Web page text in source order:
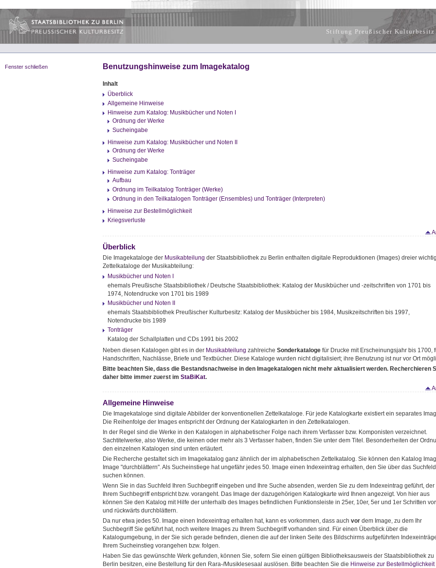
Stiftung Preußischer Kulturbesitz
Fenster schließen Benutzungshinweise zum Imagekatalog
Inhalt
Überblick
Allgemeine Hinweise
Hinweise zum Katalog: Musikbücher und Noten I
Ordnung der Werke
Sucheingabe
Hinweise zum Katalog: Musikbücher und Noten II
Ordnung der Werke
Sucheingabe
Hinweise zum Katalog: Tonträger
Aufbau
Ordnung im Teilkatalog Tonträger (Werke)
Ordnung in den Teilkatalogen Tonträger (Ensembles) und Tonträger (Interpreten)
Hinweise zur Bestellmöglichkeit
Kriegsverluste
Überblick
Die Imagekataloge der Musikabteilung der Staatsbibliothek zu Berlin enthalten digitale Reproduktionen (Images) dreier
Zettelkataloge der Musikabteilung:
Musikbücher und Noten I
ehemals Preußische Staatsbibliothek / Deutsche Staatsbibliothek: Katalog der Musikbücher und -zeitschriften von 1701 bis
1974, Notendrucke von 1701 bis 1989
Musikbücher und Noten II
ehemals Staatsbibliothek Preußischer Kulturbesitz: Katalog der Musikbücher bis 1984, Musikzeitschriften bis 1997,
Notendrucke bis 1989
Tonträger
Katalog der Schallplatten und CDs 1991 bis 2002
Neben diesen Katalogen gibt es in der Musikabteilung zahlreiche Sonderkatalogefür Drucke mit Erscheinungsjahr bis 1700,
Handschriften, Nachlässe, Briefe und Textbücher. Diese Kataloge wurden nicht digitalisiert; ihre Benutzung ist nur vor Ort
Bitte beachten Sie, dass die Bestandsnachweise in den Imagekatalogen nicht mehr aktualisiert werden. Recherchieren
daher bitte immer zuerst im StaBiKat.
Allgemeine Hinweise
Die Imagekataloge sind digitale Abbilder der konventionellen Zettelkataloge. Für jede Katalogkarte existiert ein separates
Die Reihenfolge der Images entspricht der Ordnung der Katalogkarten in den Zettelkatalogen.
In der Regel sind die Werke in den Katalogen in alphabetischer Folge nach ihrem Verfasser bzw. Komponisten verzeichnet.
Sachtitelwerke, also Werke, die keinen oder mehr als 3 Verfasser haben, finden Sie unter dem Titel. Besonderheiten der
den einzelnen Katalogen sind unten erläutert.
Die Recherche gestaltet sich im Imagekatalog ganz ähnlich der im alphabetischen Zettelkatalog. Sie können den Katalog
Image "durchblättern". Als Sucheinstiege hat ungefähr jedes 50. Image einen Indexeintrag erhalten, den Sie über das Suchfeld
suchen können.
Wenn Sie in das Suchfeld Ihren Suchbegriff eingeben und Ihre Suche absenden, werden Sie zu dem Indexeintrag geführt, der
Ihrem Suchbegriff entspricht bzw. vorangeht. Das Image der dazugehörigen Katalogkarte wird Ihnen angezeigt. Von hier aus
können Sie den Katalog mit Hilfe der unterhalb des Images befindlichen Funktionsleiste in 25er, 10er, 5er und 1er Schritten
und rückwärts durchblättern.
Da nur etwa jedes 50. Image einen Indexeintrag erhalten hat, kann es vorkommen, dass auch vordem Image, zu dem Ihr
Suchbegriff Sie geführt hat, noch weitere Images zu Ihrem Suchbegriff vorhanden sind. Für einen Überblick über die
Katalogumgebung, in der Sie sich gerade befinden, dienen die auf der linken Seite des Bildschirms aufgeführten
Ihrem Sucheinstieg vorangehen bzw. folgen.
Haben Sie das gewünschte Werk gefunden, können Sie, sofern Sie einen gültigen Bibliotheksausweis der Staatsbibliothek zu
Berlin besitzen, eine Bestellung für den Rara-/Musiklesesaal auslösen. Bitte beachten Sie die Hinweise zur Bestellmöglichkeit